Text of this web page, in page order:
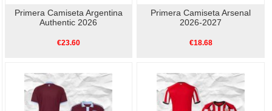
Primera Camiseta Argentina
Authentic 2026
€23.60
Primera Camiseta Arsenal
2026-2027
€18.68